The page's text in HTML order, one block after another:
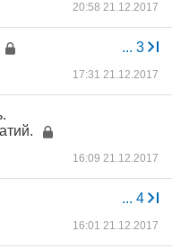
20:58 21.12.2017
... 3
17:31 21.12.2017
16:09 21.12.2017
... 4
16:01 21.12.2017